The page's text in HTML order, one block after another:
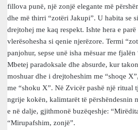
fillova punë, një zonjë elegante më
dhe më thirri “zotëri Jakupi”. U habita se
drejtohej me kaq respekt. Ishte hera e parë
vlerësohesha si qenie njerëzore. Termi
panjohur, sepse unë isha mësuar me fjalën
Mbetej paradoksale dhe absurde, kur
moshuar dhe i drejtoheshim me “shoqe
me “shoku X”. Në Zvicër pashë një ritual
ngrije kokën, kalimtarët të përshëndesnin
e në dalje, gjithmonë buzëqeshje:
“Mirupafshim, zonjë”.